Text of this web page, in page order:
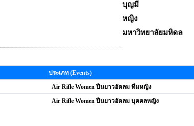
บุญมี
หญิง
มหาวิทยาลัยมหิดล
ประเภท (Events)
Air Rifle Women ปืนยาวอัดลม ทีมหญิง
Air Rifle Women ปืนยาวอัดลม บุคคลหญิง